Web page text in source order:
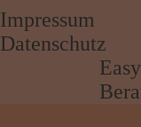
Impressum
Datenschutz
Easy